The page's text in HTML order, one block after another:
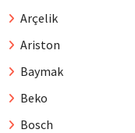
Arçelik
Ariston
Baymak
Beko
Bosch